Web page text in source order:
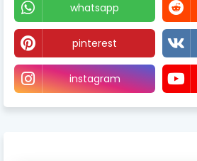
whatsapp
pinterest
instagram